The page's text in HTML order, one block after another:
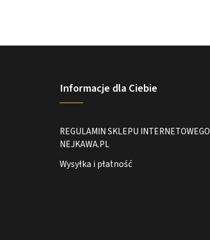
Informacje dla Ciebie
REGULAMIN SKLEPU INTERNETOWEGO
NEJKAWA.PL
Wysyłka i płatność